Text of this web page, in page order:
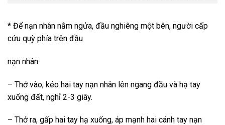
* Để nạn nhân nằm ngửa, đầu nghiêng một bên, người cấp
cứu quỳ phía trên đầu
nạn nhân.
– Thở vào, kéo hai tay nạn nhân lên ngang đầu và hạ tay
xuống đất, nghỉ 2-3 giây.
– Thở ra, gấp hai tay hạ xuống, áp mạnh hai cánh tay nạn